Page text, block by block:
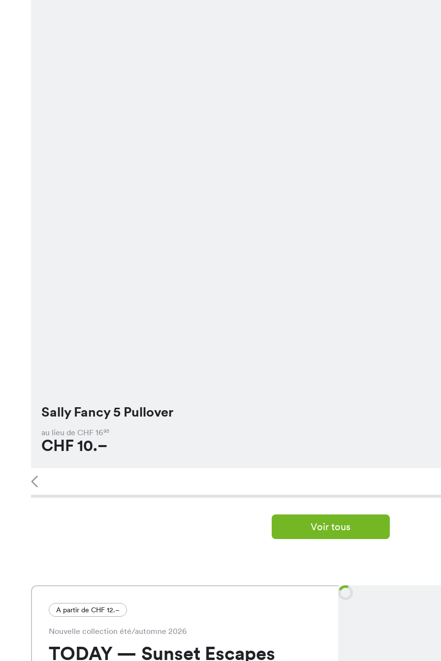
Sally Fancy 5 Pullover
au lieu de CHF 1695
CHF 10.–
Voir tous
A partir de CHF 12.–
Nouvelle collection été/automne 2026
TODAY — Sunset Escapes